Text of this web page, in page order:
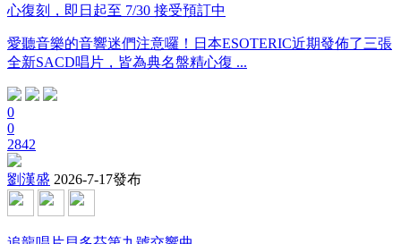
心復刻，即日起至 7/30 接受預訂中
愛聽音樂的音響迷們注意囉！日本ESOTERIC近期發佈了三張
全新SACD唱片，皆為典名盤精心復 ...
0
0
2842
劉漢盛 2026-7-17發布